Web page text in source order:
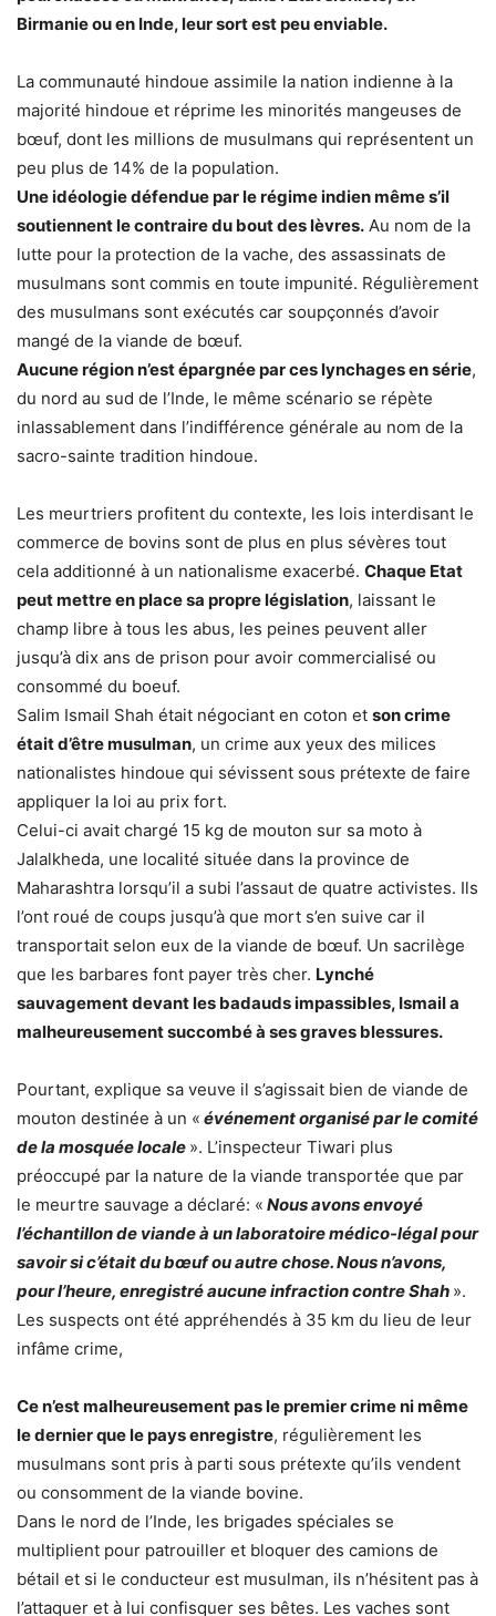
Birmanie ou en Inde, leur sort est peu enviable.
La communauté hindoue assimile la nation indienne à la
majorité hindoue et réprime les minorités mangeuses de
bœuf, dont les millions de musulmans qui représentent un
peu plus de 14% de la population.
Une idéologie défendue par le régime indien même s’il
soutiennent le contraire du bout des lèvres. Au nom de la
lutte pour la protection de la vache, des assassinats de
musulmans sont commis en toute impunité. Régulièrement
des musulmans sont exécutés car soupçonnés d’avoir
mangé de la viande de bœuf.
Aucune région n’est épargnée par ces lynchages en série,
du nord au sud de l’Inde, le même scénario se répète
inlassablement dans l’indifférence générale au nom de la
sacro-sainte tradition hindoue.
Les meurtriers profitent du contexte, les lois interdisant le
commerce de bovins sont de plus en plus sévères tout
cela additionné à un nationalisme exacerbé. Chaque Etat
peut mettre en place sa propre législation, laissant le
champ libre à tous les abus, les peines peuvent aller
jusqu’à dix ans de prison pour avoir commercialisé ou
consommé du boeuf.
Salim Ismail Shah était négociant en coton et son crime
était d’être musulman, un crime aux yeux des milices
nationalistes hindoue qui sévissent sous prétexte de faire
appliquer la loi au prix fort.
Celui-ci avait chargé 15 kg de mouton sur sa moto à
Jalalkheda, une localité située dans la province de
Maharashtra lorsqu’il a subi l’assaut de quatre activistes. Ils
l’ont roué de coups jusqu’à que mort s’en suive car il
transportait selon eux de la viande de bœuf. Un sacrilège
que les barbares font payer très cher. Lynché
sauvagement devant les badauds impassibles, Ismail a
malheureusement succombé à ses graves blessures.
Pourtant, explique sa veuve il s’agissait bien de viande de
mouton destinée à un « événement organisé par le comité
de la mosquée locale ». L’inspecteur Tiwari plus
préoccupé par la nature de la viande transportée que par
le meurtre sauvage a déclaré: « Nous avons envoyé
l’échantillon de viande à un laboratoire médico-légal pour
savoir si c’était du bœuf ou autre chose. Nous n’avons,
pour l’heure, enregistré aucune infraction contre Shah ».
Les suspects ont été appréhendés à 35 km du lieu de leur
infâme crime,
Ce n’est malheureusement pas le premier crime ni même
le dernier que le pays enregistre, régulièrement les
musulmans sont pris à parti sous prétexte qu’ils vendent
ou consomment de la viande bovine.
Dans le nord de l’Inde, les brigades spéciales se
multiplient pour patrouiller et bloquer des camions de
bétail et si le conducteur est musulman, ils n’hésitent pas à
l’attaquer et à lui confisquer ses bêtes. Les vaches sont